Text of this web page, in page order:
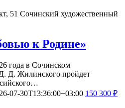
51 Сочинский художественный
к Родине»
года в Сочинском
Д. Жилинского пройдет
07-30T13:36:00+03:00 150 300 ₽